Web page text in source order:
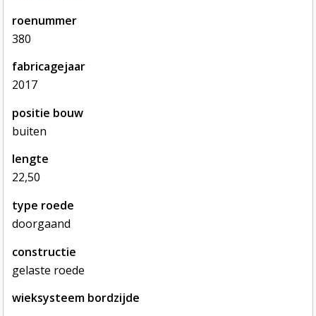
roenummer
380
fabricagejaar
2017
positie bouw
buiten
lengte
22,50
type roede
doorgaand
constructie
gelaste roede
wieksysteem bordzijde